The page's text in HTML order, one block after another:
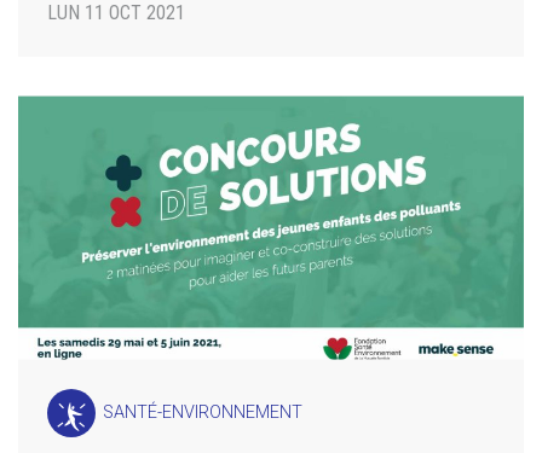
LUN 11 OCT 2021
SANTÉ-ENVIRONNEMENT